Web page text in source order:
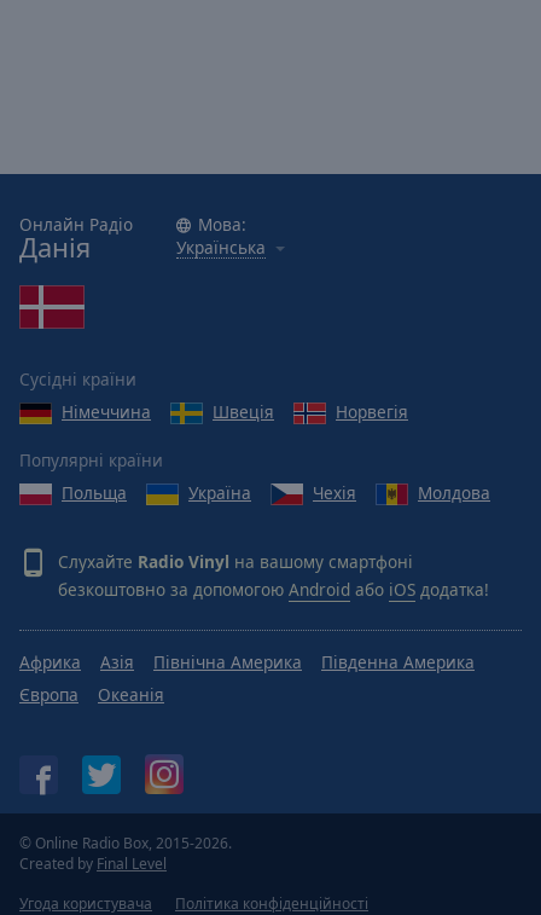
Онлайн Радіо
Данія
Мова:
Українська
Сусідні країни
Німеччина
Швеція Норвегія
Популярні країни
Польща
Україна Чехія Молдова
Слухайте Radio Vinyl на вашому смартфоні
безкоштовно за допомогою Android або iOS додатка!
Африка Азія Північна Америка
Південна Америка
Європа
Океанія
© Online Radio Box, 2015-2026.
Created by Final Level
Угода користувача
Політика конфіденційності